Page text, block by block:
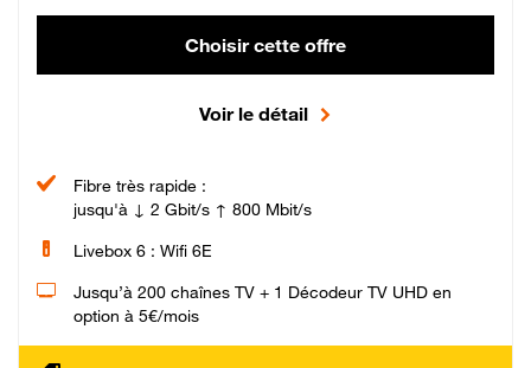
Choisir cette offre
Voir le détail
Fibre très rapide :
jusqu'à ↓ 2 Gbit/s ↑ 800 Mbit/s
Livebox 6 : Wifi 6E
Jusqu’à 200 chaînes TV + 1 Décodeur TV UHD en
option à 5€/mois